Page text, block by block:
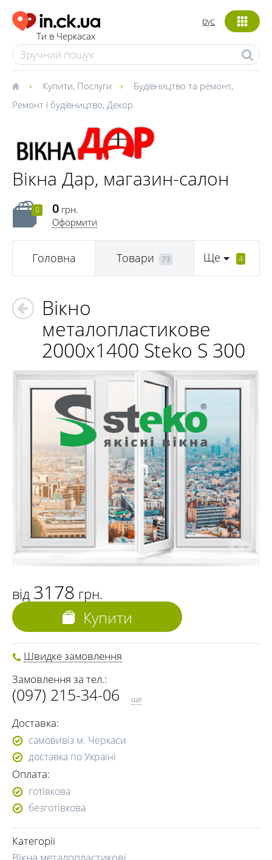
Ти в Черкасах
рус
Купити, Послуги Будівництво та ремонт,
Ремонт і будівництво, Декор
Вікна Дар, магазин-салон
0 0 грн.
Оформити
Головна Товари 73 Ще 4
Вікно
металопластикове
2000х1400 Steko S 300
від 3178 грн.
Купити
Швидке замовлення
Замовлення за тел.:
(097) 215-34-06
(095) 093-22-70
ще
Доставка:
самовивіз м. Черкаси
доставка по Україні
Оплата:
готівкова
безготівкова
Категорії
Вікна металопластикові